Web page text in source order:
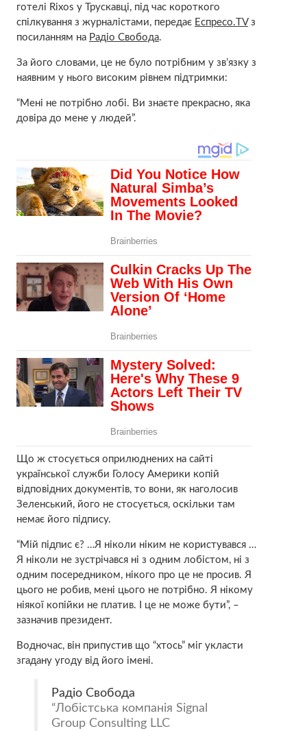
готелі Rixos у Трускавці, під час короткого
спілкування з журналістами, передає Еспресо.TVз
посиланням на Радіо Свобода.
За його словами, це не було потрібним у зв’язку з
наявним у нього високим рівнем підтримки:
“Мені не потрібно лобі. Ви знаєте прекрасно, яка
довіра до мене у людей”.
Що ж стосується оприлюднених на сайті
української служби Голосу Америки копій
відповідних документів, то вони, як наголосив
Зеленський, його не стосується, оскільки там
немає його підпису.
“Мій підпис є? …Я ніколи ніким не користувався …
Я ніколи не зустрічався ні з одним лобістом, ні з
одним посередником, нікого про це не просив. Я
цього не робив, мені цього не потрібно. Я нікому
ніякої копійки не платив. І це не може бути”, –
зазначив президент.
Водночас, він припустив що “хтось” міг укласти
згадану угоду від його імені.
Радіо Свобода
Лобістська компанія Signal
Group Consulting LLC